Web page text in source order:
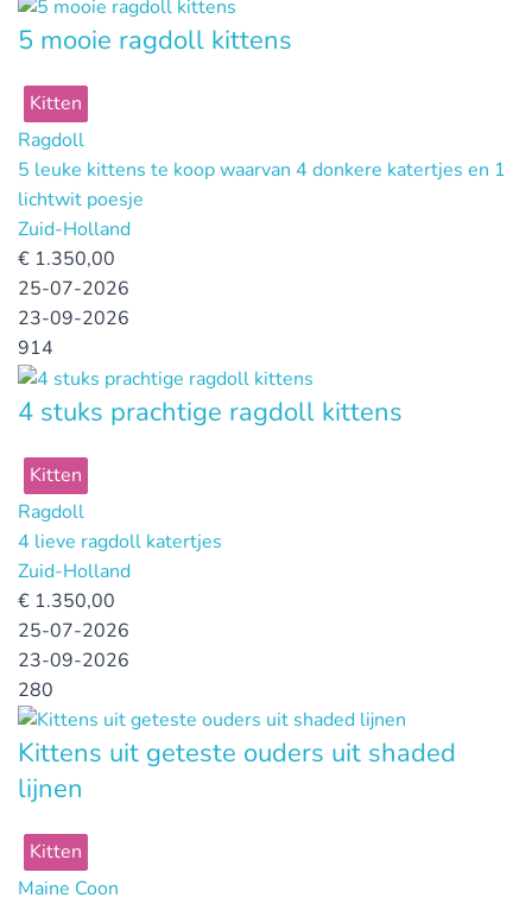
5 mooie ragdoll kittens
Kitten
Ragdoll
5 leuke kittens te koop waarvan 4 donkere katertjes en 1
lichtwit poesje
Zuid-Holland
€ 1.350,00
25-07-2026
23-09-2026
914
4 stuks prachtige ragdoll kittens
Kitten
Ragdoll
4 lieve ragdoll katertjes
Zuid-Holland
€ 1.350,00
25-07-2026
23-09-2026
280
Kittens uit geteste ouders uit shaded
lijnen
Kitten
Maine Coon